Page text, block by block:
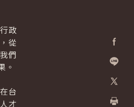
加入好
政
從
們
。
台
才